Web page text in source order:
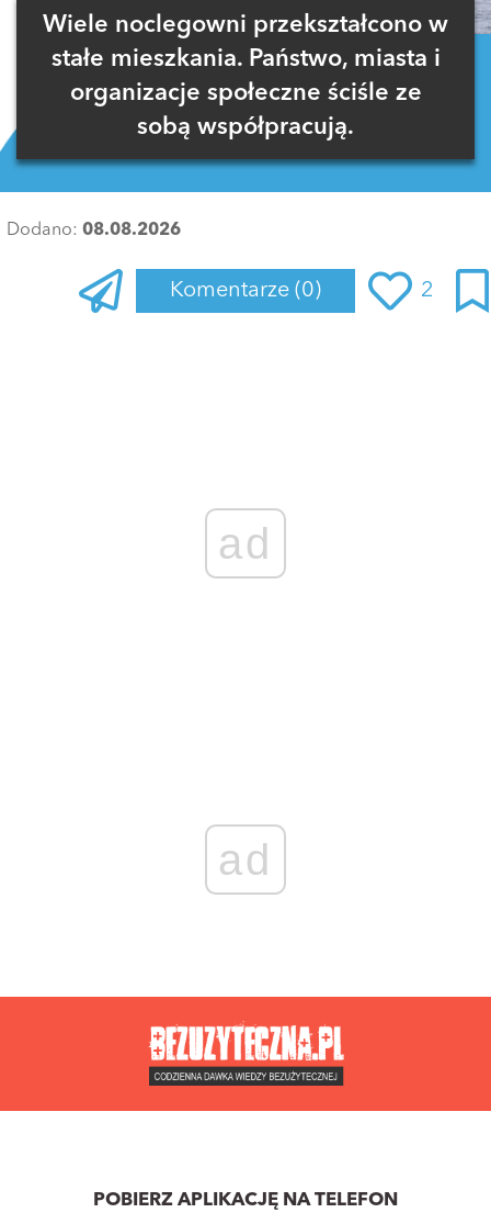
Wiele noclegowni przekształcono w
stałe mieszkania. Państwo, miasta i
organizacje społeczne ściśle ze
sobą współpracują.
Dodano: 08.08.2026
Komentarze (0) 2
ad
ad
POBIERZ APLIKACJĘ NA TELEFON